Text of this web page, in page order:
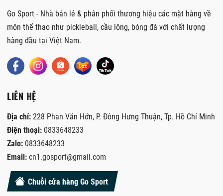
Go Sport - Nhà bán lẻ & phân phối thương hiệu các mặt hàng về
môn thể thao như pickleball, cầu lông, bóng đá với chất lượng
hàng đầu tại Việt Nam.
LIÊN HỆ
Địa chỉ: 228 Phan Văn Hớn, P. Đông Hưng Thuận, Tp. Hồ Chí Minh
Điện thoại: 0833648233
Zalo: 0833648233
Email: cn1.gosport@gmail.com
Chuỗi cửa hàng Go Sport